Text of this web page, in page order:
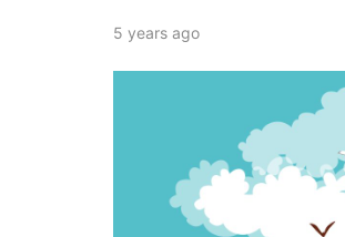
5 years ago